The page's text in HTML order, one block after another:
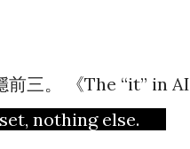
前三。 《The “it” in AI
nothing else.